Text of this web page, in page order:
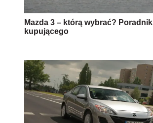
Mazda 3 – którą wybrać? Poradnik
kupującego